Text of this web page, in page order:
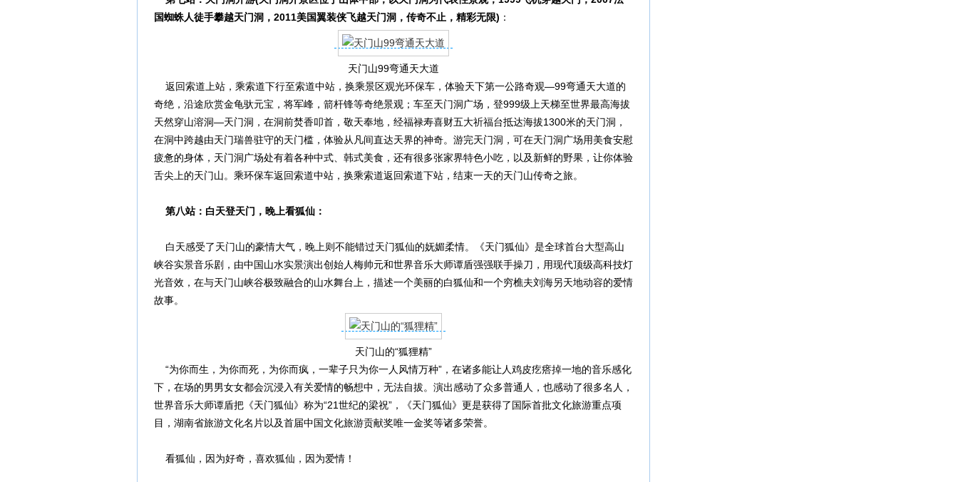
国蜘蛛人徒手攀越天门洞，2011美国翼装侠飞越天门洞，传奇不止，精彩无限) ：
天门山99弯通天大道
返回索道上站，乘索道下行至索道中站，换乘景区观光环保车，体验天下第一公路奇观—99弯通天大道的
奇绝，沿途欣赏金龟驮元宝，将军峰，箭杆锋等奇绝景观；车至天门洞广场，登999级上天梯至世界最高海拔
天然穿山溶洞—天门洞，在洞前焚香叩首，敬天奉地，经福禄寿喜财五大祈福台抵达海拔1300米的天门洞，
在洞中跨越由天门瑞兽驻守的天门槛，体验从凡间直达天界的神奇。游完天门洞，可在天门洞广场用美食安慰
疲惫的身体，天门洞广场处有着各种中式、韩式美食，还有很多张家界特色小吃，以及新鲜的野果，让你体验
舌尖上的天门山。乘环保车返回索道中站，换乘索道返回索道下站，结束一天的天门山传奇之旅。
第八站：白天登天门，晚上看狐仙：
白天感受了天门山的豪情大气，晚上则不能错过天门狐仙的妩媚柔情。《天门狐仙》是全球首台大型高山
峡谷实景音乐剧，由中国山水实景演出创始人梅帅元和世界音乐大师谭盾强强联手操刀，用现代顶级高科技灯
光音效，在与天门山峡谷极致融合的山水舞台上，描述一个美丽的白狐仙和一个穷樵夫刘海另天地动容的爱情
故事。
天门山的“狐狸精”
“为你而生，为你而死，为你而疯，一辈子只为你一人风情万种”，在诸多能让人鸡皮疙瘩掉一地的音乐感化
下，在场的男男女女都会沉浸入有关爱情的畅想中，无法自拔。演出感动了众多普通人，也感动了很多名人，
世界音乐大师谭盾把《天门狐仙》称为“21世纪的梁祝”，《天门狐仙》更是获得了国际首批文化旅游重点项
目，湖南省旅游文化名片以及首届中国文化旅游贡献奖唯一金奖等诸多荣誉。
看狐仙，因为好奇，喜欢狐仙，因为爱情！